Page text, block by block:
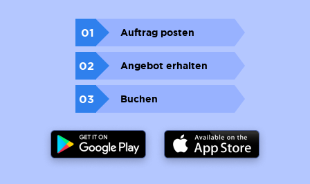
01 Auftrag posten
02 Angebot erhalten
03 Buchen